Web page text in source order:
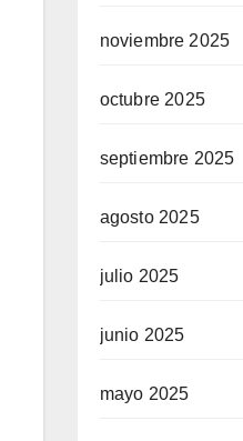
noviembre 2025
octubre 2025
septiembre 2025
agosto 2025
julio 2025
junio 2025
mayo 2025